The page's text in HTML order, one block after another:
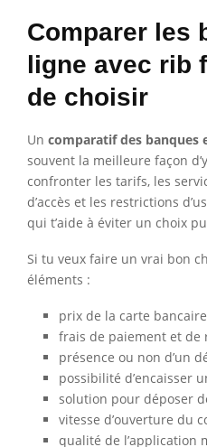
Comparer les
ligne avec rib
de choisir
Un comparatif des banques
souvent la meilleure façon
confronter les tarifs, les
d’accès et les restrictions
qui t’aide à éviter un choix
Si tu veux faire un vrai bon
éléments :
prix de la carte
frais de paiement et de
présence ou non d’un
possibilité d’encaisser
solution pour déposer
vitesse d’ouverture du
qualité de l’application